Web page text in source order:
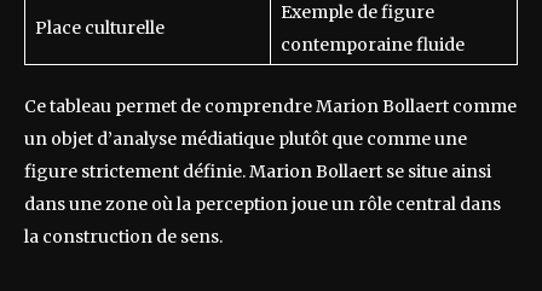
Place culturelle
Exemple de figure
contemporaine fluide
Ce tableau permet de comprendre Marion Bollaert comme
un objet d’analyse médiatique plutôt que comme une
figure strictement définie. Marion Bollaert se situe ainsi
dans une zone où la perception joue un rôle central dans
la construction de sens.